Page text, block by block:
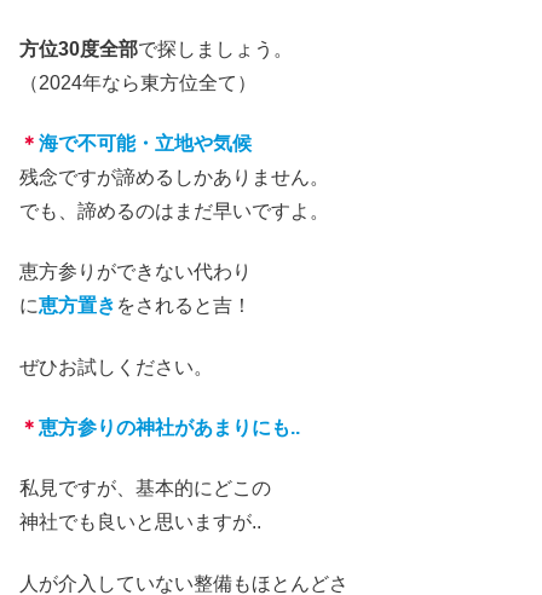
方位30度全部で探しましょう。
（2024年なら東方位全て）
＊ 海で不可能・立地や気候
残念ですが諦めるしかありません。
でも、諦めるのはまだ早いですよ 。
恵方参りができない代わり
に恵方置き をされると吉 ！
ぜひお試しください。
＊ 恵方参りの神社があまりにも..
私見ですが、基本的にどこの
神社でも良いと思いますが..
人が介入していない整備もほとんどさ